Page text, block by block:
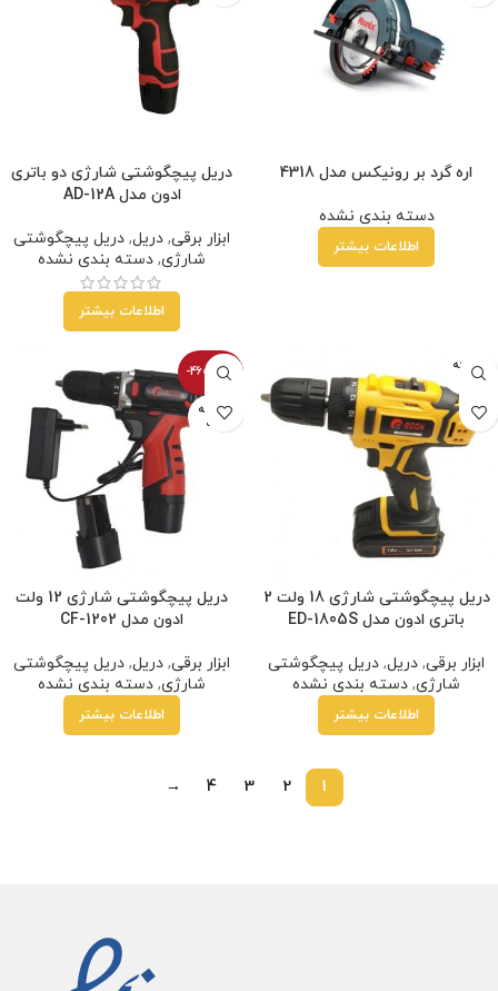
اره گرد بر رونیکس مدل 4318
دسته بندی نشده
اطلاعات بیشتر
دریل پیچگوشتی شارژی دو باتری
ادون مدل AD-12A
ابزار برقی, دریل, دریل پیچگوشتی
شارژی, دسته بندی نشده
اطلاعات بیشتر
فروخته
شده
دریل پیچگوشتی شارژی 18 ولت 2
باتری ادون مدل ED-1805S
ابزار برقی, دریل, دریل پیچگوشتی
شارژی, دسته بندی نشده
اطلاعات بیشتر
-4600100%
فروخته
شده
دریل پیچگوشتی شارژی 12 ولت
ادون مدل CF-1202
ابزار برقی, دریل, دریل پیچگوشتی
شارژی, دسته بندی نشده
اطلاعات بیشتر
1
2
3
4
→